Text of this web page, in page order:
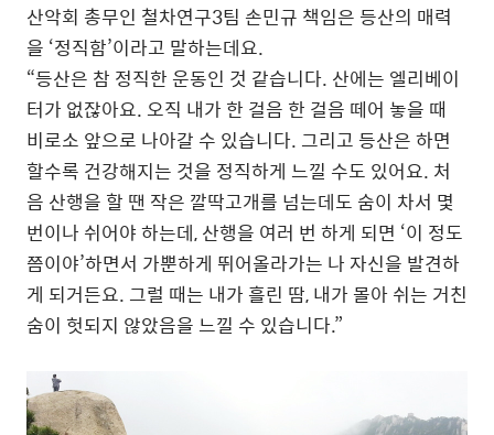
산악회 총무인 철차연구3팀 손민규 책임은 등산의 매력
을 ‘정직함’이라고 말하는데요.
“등산은 참 정직한 운동인 것 같습니다. 산에는 엘리베이
터가 없잖아요. 오직 내가 한 걸음 한 걸음 떼어 놓을 때
비로소 앞으로 나아갈 수 있습니다. 그리고 등산은 하면
할수록 건강해지는 것을 정직하게 느낄 수도 있어요. 처
음 산행을 할 땐 작은 깔딱고개를 넘는데도 숨이 차서 몇
번이나 쉬어야 하는데, 산행을 여러 번 하게 되면 ‘이 정도
쯤이야’하면서 가뿐하게 뛰어올라가는 나 자신을 발견하
게 되거든요. 그럴 때는 내가 흘린 땀, 내가 몰아 쉬는 거친
숨이 헛되지 않았음을 느낄 수 있습니다.”